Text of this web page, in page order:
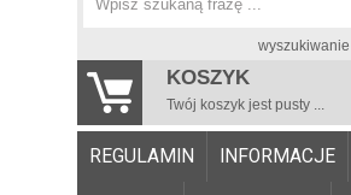
KOSZYK
Twój koszyk jest pusty ...
REGULAMIN INFORMACJE